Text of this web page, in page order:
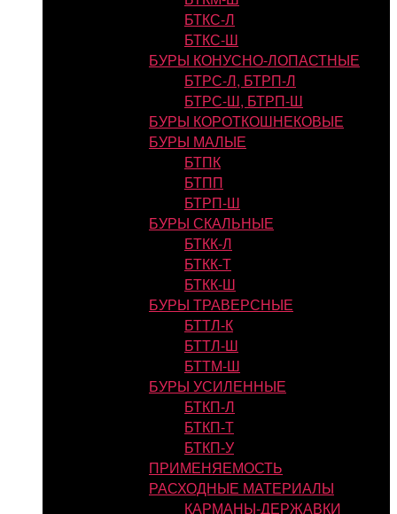
БТКС-Л
БТКС-Ш
БУРЫ КОНУСНО-ЛОПАСТНЫЕ
БТРС-Л, БТРП-Л
БТРС-Ш, БТРП-Ш
БУРЫ КОРОТКОШНЕКОВЫЕ
БУРЫ МАЛЫЕ
БТПК
БТПП
БТРП-Ш
БУРЫ СКАЛЬНЫЕ
БТКК-Л
БТКК-Т
БТКК-Ш
БУРЫ ТРАВЕРСНЫЕ
БТТЛ-К
БТТЛ-Ш
БТТМ-Ш
БУРЫ УСИЛЕННЫЕ
БТКП-Л
БТКП-Т
БТКП-У
ПРИМЕНЯЕМОСТЬ
РАСХОДНЫЕ МАТЕРИАЛЫ
КАРМАНЫ-ДЕРЖАВКИ